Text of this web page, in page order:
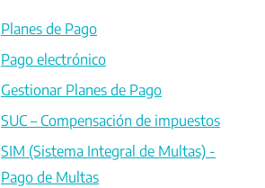
Planes de Pago
Pago electrónico
Gestionar Planes de Pago
SUC – Compensación de impuestos
SIM (Sistema Integral de Multas) -
Pago de Multas